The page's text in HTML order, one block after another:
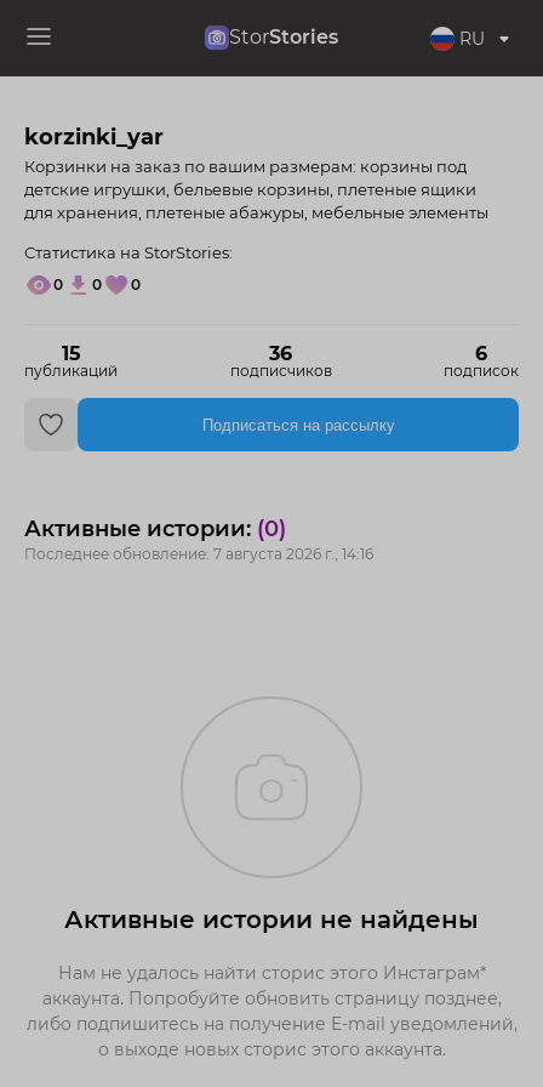
StorStories RU
korzinki_yar
15
публикаций
36
подписчиков
6
подписок
Корзинки на заказ по вашим размерам: корзины под
детские игрушки, бельевые корзины, плетеные ящики
для хранения, плетеные абажуры, мебельные элементы
Статистика на StorStories:
0 0 0
Подписаться на рассылку
Активные истории: (0)
Последнее обновление: 7 августа 2026 г., 14:16
Активные истории не найдены
Нам не удалось найти сторис этого Инстаграм*
аккаунта. Попробуйте обновить страницу позднее,
либо подпишитесь на получение E-mail уведомлений,
о выходе новых сторис этого аккаунта.